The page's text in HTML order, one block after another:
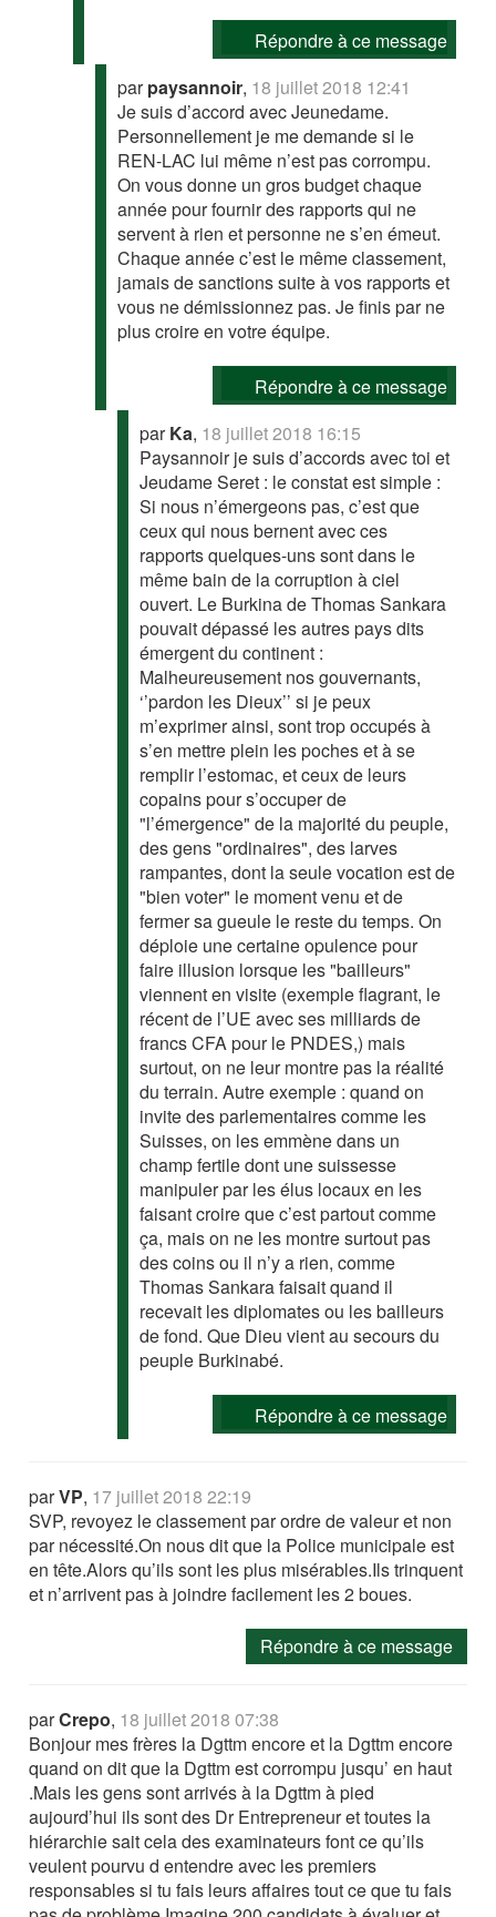
Répondre à ce message
parpaysannoir, 18 juillet 2018 12:41
Je suis d’accord avec Jeunedame.
Personnellement je me demande si le
REN-LAC lui même n’est pas corrompu.
On vous donne un gros budget chaque
année pour fournir des rapports qui ne
servent à rien et personne ne s’en émeut.
Chaque année c’est le même classement,
jamais de sanctions suite à vos rapports et
vous ne démissionnez pas. Je finis par ne
plus croire en votre équipe.
Répondre à ce message
parKa, 18 juillet 2018 16:15
Paysannoir je suis d’accords avec toi et
Jeudame Seret : le constat est simple :
Si nous n’émergeons pas, c’est que
ceux qui nous bernent avec ces
rapports quelques-uns sont dans le
même bain de la corruption à ciel
ouvert. Le Burkina de Thomas Sankara
pouvait dépassé les autres pays dits
émergent du continent :
Malheureusement nos gouvernants,
‘’pardon les Dieux’’ si je peux
m’exprimer ainsi, sont trop occupés à
s’en mettre plein les poches et à se
remplir l’estomac, et ceux de leurs
copains pour s’occuper de
"l’émergence" de la majorité du peuple,
des gens "ordinaires", des larves
rampantes, dont la seule vocation est de
"bien voter" le moment venu et de
fermer sa gueule le reste du temps. On
déploie une certaine opulence pour
faire illusion lorsque les "bailleurs"
viennent en visite (exemple flagrant, le
récent de l’UE avec ses milliards de
francs CFA pour le PNDES,) mais
surtout, on ne leur montre pas la réalité
du terrain. Autre exemple : quand on
invite des parlementaires comme les
Suisses, on les emmène dans un
champ fertile dont une suissesse
manipuler par les élus locaux en les
faisant croire que c’est partout comme
ça, mais on ne les montre surtout pas
des coins ou il n’y a rien, comme
Thomas Sankara faisait quand il
recevait les diplomates ou les bailleurs
de fond. Que Dieu vient au secours du
peuple Burkinabé.
Répondre à ce message
parVP, 17 juillet 2018 22:19
SVP, revoyez le classement par ordre de valeur et non
par nécessité.On nous dit que la Police municipale est
en tête.Alors qu’ils sont les plus misérables.Ils trinquent
et n’arrivent pas à joindre facilement les 2 boues.
Répondre à ce message
parCrepo, 18 juillet 2018 07:38
Bonjour mes frères la Dgttm encore et la Dgttm encore
quand on dit que la Dgttm est corrompu jusqu’ en haut
.Mais les gens sont arrivés à la Dgttm à pied
aujourd’hui ils sont des Dr Entrepreneur et toutes la
hiérarchie sait cela des examinateurs font ce qu’ils
veulent pourvu d entendre avec les premiers
responsables si tu fais leurs affaires tout ce que tu fais